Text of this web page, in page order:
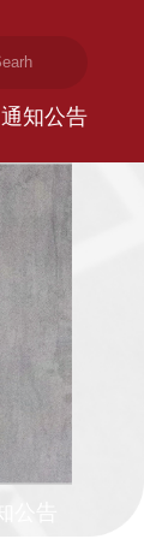
通知公告